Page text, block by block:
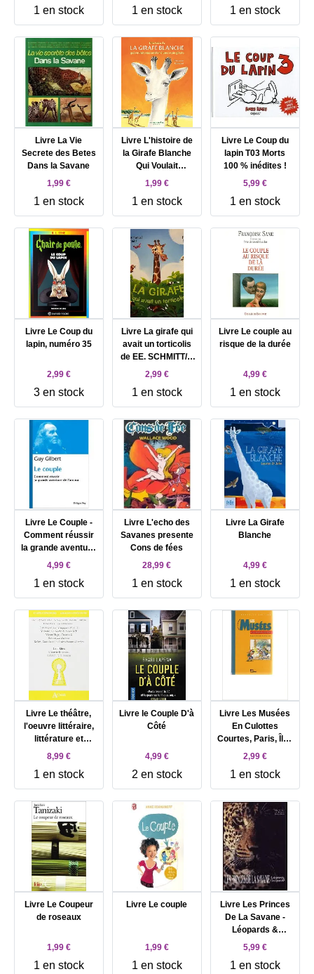
1 en stock 1 en stock 1 en stock
Livre La Vie
Secrete des Betes
Dans la Savane
1,99 €
1 en stock
Livre L'histoire de
la Girafe Blanche
Qui Voulait
Ressembler Une
1,99 €
1 en stock
Livre Le Coup du
lapin T03 Morts
100 % inédites !
5,99 €
1 en stock
Livre Le Coup du
lapin, numéro 35
2,99 €
3 en stock
Livre La girafe qui
avait un torticolis
de EE. SCHMITT/F.
GUITTARD
2,99 €
1 en stock
Livre Le couple au
risque de la durée
4,99 €
1 en stock
Livre Le Couple -
Comment réussir
la grande aventure
de l'Amour
4,99 €
1 en stock
Livre L'echo des
Savanes presente
Cons de fées
28,99 €
1 en stock
Livre La Girafe
Blanche
4,99 €
1 en stock
Livre Le théâtre,
l'oeuvre littéraire,
littérature et
morale -
Tragiques (5, 6, 7) ;
Voltaire, Le Siècle
de Louis XIV ;
Victor Hugo,
Cromwell ; Balzac,
Le Faiseur ; Koltès,
Dans la solitude
des champs de
coton
8,99 €
1 en stock
Livre le Couple D'à
Côté
4,99 €
2 en stock
Livre Les Musées
En Culottes
Courtes, Paris, Île -
De - France - Le
Qui Veulent
Emmener Leurs
Enfants Dans Les
Musées
2,99 €
1 en stock
Livre Le Coupeur
de roseaux
1,99 €
1 en stock
Livre Le couple
1,99 €
1 en stock
Livre Les Princes
De La Savane -
Léopards &
Guépards
5,99 €
1 en stock